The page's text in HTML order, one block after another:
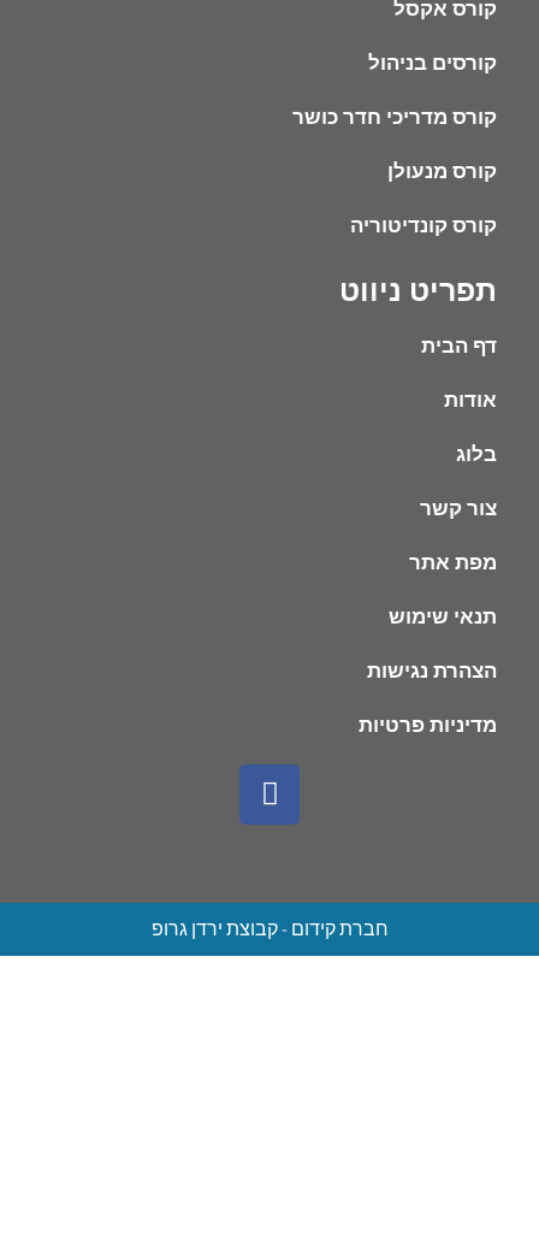
תפריט ניווט
דף הבית
אודות
בלוג
צור קשר
מפת אתר
תנאי שימוש
הצהרת נגישות
מדיניות פרטיות
קורס אקסל
קורסים בניהול
קורס מדריכי חדר כושר
קורס מנעולן
קורס קונדיטוריה
חברת קידום - קבוצת ירדן גרופ